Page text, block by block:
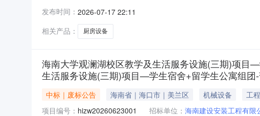
目(D区厨房设备采购)三次招标（项目编号：
发布时间： 2026-07-17 22:11
相关产品：
厨房设备
海南大学观澜湖校区教学及生活服务设施(三期)项目
生活服务设施(三期)项目—学生宿舍+留学生公寓组
中标｜废标公告 海南省｜海口市｜美兰区 机械设备
工程
项目编号： hizw20260623001 招标单位： 海南建设安装工程有限